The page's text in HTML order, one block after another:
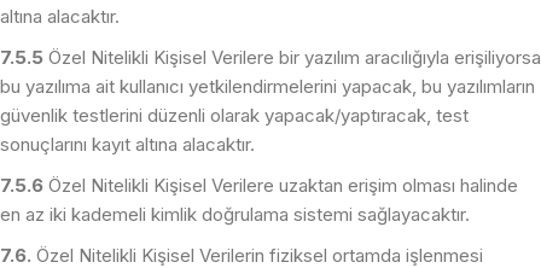
altına alacaktır.
7.5.5 Özel Nitelikli Kişisel Verilere bir yazılım aracılığıyla erişiliyorsa
bu yazılıma ait kullanıcı yetkilendirmelerini yapacak, bu yazılımların
güvenlik testlerini düzenli olarak yapacak/yaptıracak, test
sonuçlarını kayıt altına alacaktır.
7.5.6 Özel Nitelikli Kişisel Verilere uzaktan erişim olması halinde
en az iki kademeli kimlik doğrulama sistemi sağlayacaktır.
7.6. Özel Nitelikli Kişisel Verilerin fiziksel ortamda işlenmesi